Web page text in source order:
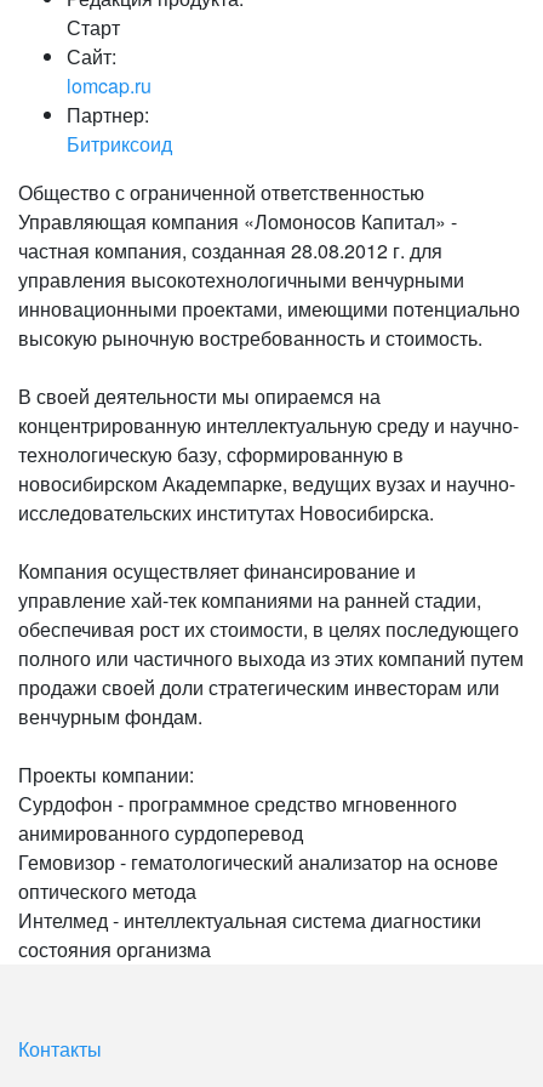
Старт
Сайт:
lomcap.ru
Партнер:
Битриксоид
Общество с ограниченной ответственностью
Управляющая компания «Ломоносов Капитал» -
частная компания, созданная 28.08.2012 г. для
управления высокотехнологичными венчурными
инновационными проектами, имеющими потенциально
высокую рыночную востребованность и стоимость.
В своей деятельности мы опираемся на
концентрированную интеллектуальную среду и научно-
технологическую базу, сформированную в
новосибирском Академпарке, ведущих вузах и научно-
исследовательских институтах Новосибирска.
Компания осуществляет финансирование и
управление хай-тек компаниями на ранней стадии,
обеспечивая рост их стоимости, в целях последующего
полного или частичного выхода из этих компаний путем
продажи своей доли стратегическим инвесторам или
венчурным фондам.
Проекты компании:
Сурдофон - программное средство мгновенного
анимированного сурдоперевод
Гемовизор - гематологический анализатор на основе
оптического метода
Интелмед - интеллектуальная система диагностики
состояния организма
Контакты